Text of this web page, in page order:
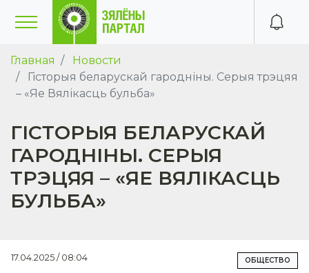
Главная
Новости
Гісторыя беларускай гародніны. Серыя трэцяя
– «Яе Вялікасць бульба»
ГІСТОРЫЯ БЕЛАРУСКАЙ
ГАРОДНІНЫ. СЕРЫЯ
ТРЭЦЯЯ – «ЯЕ ВЯЛІКАСЦЬ
БУЛЬБА»
17.04.2025 / 08:04 ОБЩЕСТВО